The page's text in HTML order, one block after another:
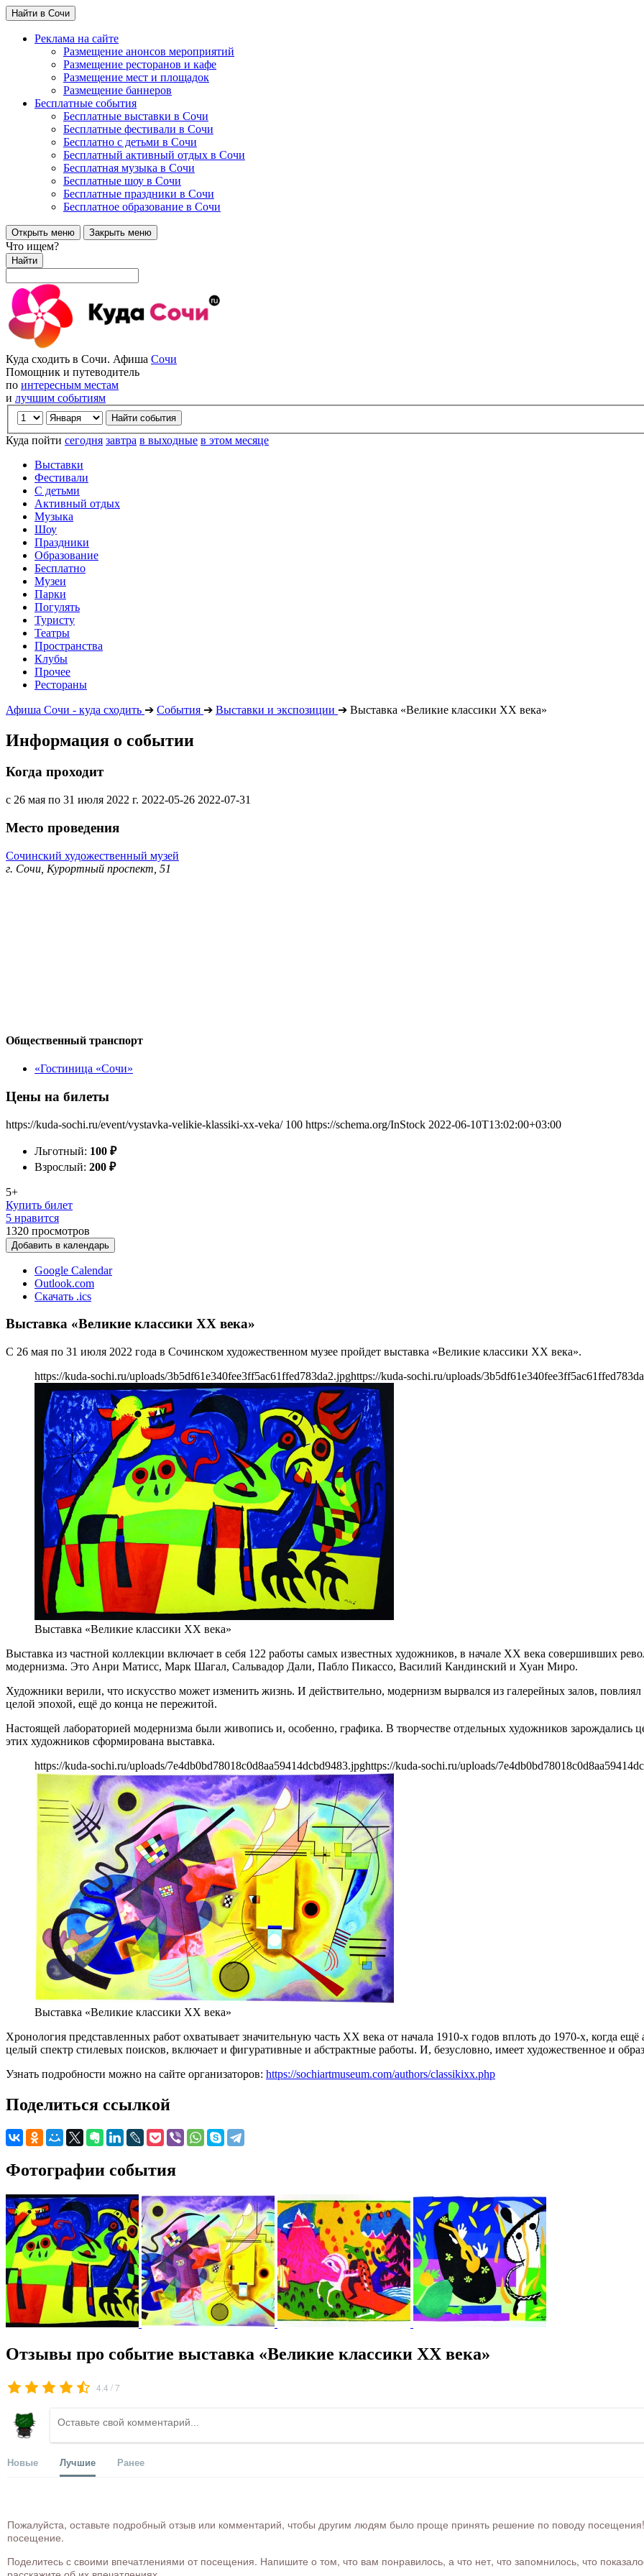
Найти в Сочи
Реклама на сайте
Размещение анонсов мероприятий
Размещение ресторанов и кафе
Размещение мест и площадок
Размещение баннеров
Бесплатные события
Бесплатные выставки в Сочи
Бесплатные фестивали в Сочи
Бесплатно с детьми в Сочи
Бесплатный активный отдых в Сочи
Бесплатная музыка в Сочи
Бесплатные шоу в Сочи
Бесплатные праздники в Сочи
Бесплатное образование в Сочи
Открыть меню Закрыть меню
Что ищем?
Найти
Куда сходить в Сочи. Афиша Сочи
Помощник и путеводитель
по интересным местам
и лучшим событиям
Куда пойти сегодня завтра в выходные в этом месяце
Выставки
Фестивали
С детьми
Активный отдых
Музыка
Шоу
Праздники
Образование
Бесплатно
Музеи
Парки
Погулять
Туристу
Театры
Пространства
Клубы
Прочее
Рестораны
Афиша Сочи - куда сходить ➔ События ➔ Выставки и экспозиции ➔ Выставка «Великие классики XX века»
Информация о событии
Когда проходит
с 26 мая по 31 июля 2022 г. 2022-05-26 2022-07-31
Место проведения
Сочинский художественный музей
г. Сочи, Курортный проспект, 51
Общественный транспорт
«Гостиница «Сочи»
Цены на билеты
https://kuda-sochi.ru/event/vystavka-velikie-klassiki-xx-veka/ 100 https://schema.org/InStock 2022-06-10T13:02:00+03:00
Льготный: 100 ₽
Взрослый: 200 ₽
5+
Купить билет
5 нравится
1320 просмотров
Добавить в календарь
Google Calendar
Outlook.com
Скачать .ics
Выставка «Великие классики XX века»
С 26 мая по 31 июля 2022 года в Сочинском художественном музее пройдет выставка «Великие классики XX века».
https://kuda-sochi.ru/uploads/3b5df61e340fee3ff5ac61ffed783da2.jpghttps://kuda-sochi.ru/uploads/
Выставка «Великие классики XX века»
Выставка из частной коллекции включает в себя 122 работы самых известных художников, в начале ХХ века совершивших
модернизма. Это Анри Матисс, Марк Шагал, Сальвадор Дали, Пабло Пикассо, Василий Кандинский и Хуан Миро.
Художники верили, что искусство может изменить жизнь. И действительно, модернизм вырвался из галерейных залов,
целой эпохой, ещё до конца не пережитой.
Настоящей лабораторией модернизма были живопись и, особенно, графика. В творчестве отдельных художников зарождались
этих художников сформирована выставка.
https://kuda-sochi.ru/uploads/7e4db0bd78018c0d8aa59414dcbd9483.jpghttps://kuda-sochi.ru/uploads/
Выставка «Великие классики XX века»
Хронология представленных работ охватывает значительную часть ХХ века от начала 1910-х годов вплоть до 1970-х, когда
целый спектр стилевых поисков, включает и фигуративные и абстрактные работы. И, безусловно, имеет художественное и
Узнать подробности можно на сайте организаторов: https://sochiartmuseum.com/authors/classikixx.php
Поделиться ссылкой
Фотографии события
Отзывы про событие выставка «Великие классики XX века»
4.4 /7
Новые Лучшие Ранее
Пожалуйста, оставьте подробный отзыв или комментарий, чтобы другим людям было проще принять решение по поводу посещения!
посещение.
Поделитесь с своими впечатлениями от посещения. Напишите о том, что вам понравилось, а что нет, что запомнилось, что